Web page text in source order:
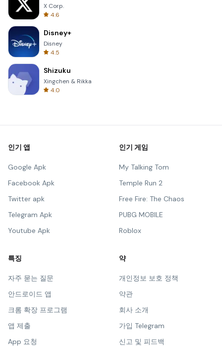
X Corp.
4.6
Disney+
Disney
4.5
Shizuku
Xingchen & Rikka
4.0
인기 앱
Google Apk
Facebook Apk
Twitter apk
Telegram Apk
Youtube Apk
인기 게임
My Talking Tom
Temple Run 2
Free Fire: The Chaos
PUBG MOBILE
Roblox
특징
자주 묻는 질문
안드로이드 앱
크롬 확장 프로그램
앱 제출
App 요청
약
개인정보 보호 정책
약관
회사 소개
가입 Telegram
신고 및 피드백